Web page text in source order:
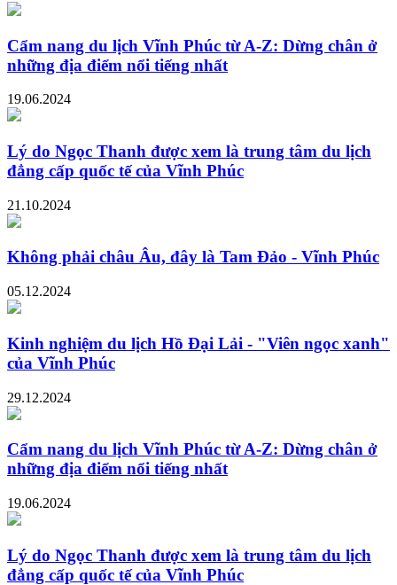
Cẩm nang du lịch Vĩnh Phúc từ A-Z: Dừng chân ở
những địa điểm nổi tiếng nhất
19.06.2024
Lý do Ngọc Thanh được xem là trung tâm du lịch
đẳng cấp quốc tế của Vĩnh Phúc
21.10.2024
Không phải châu Âu, đây là Tam Đảo - Vĩnh Phúc
05.12.2024
Kinh nghiệm du lịch Hồ Đại Lải - "Viên ngọc xanh"
của Vĩnh Phúc
29.12.2024
Cẩm nang du lịch Vĩnh Phúc từ A-Z: Dừng chân ở
những địa điểm nổi tiếng nhất
19.06.2024
Lý do Ngọc Thanh được xem là trung tâm du lịch
đẳng cấp quốc tế của Vĩnh Phúc